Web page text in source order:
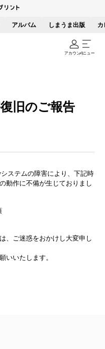
アルバム しまうま出版 カ
アカウントメニュー
旧のご報告
ステムの障害により、下記時
動作に不備が生じておりまし
、ご迷惑をおかけし大変申し
いいたします。